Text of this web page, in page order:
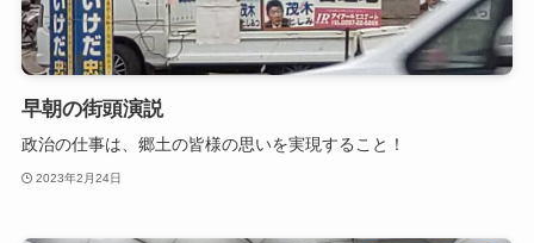
早朝の街頭演説
政治の仕事は、郷土の皆様の思いを実現すること！
2023年2月24日